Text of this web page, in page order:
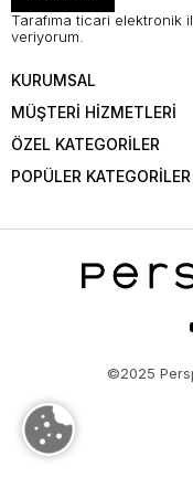
Tarafıma ticari elektronik
veriyorum.
KURUMSAL
MÜŞTERİ HİZMETLERİ
ÖZEL KATEGORİLER
POPÜLER KATEGORİLER
©2025